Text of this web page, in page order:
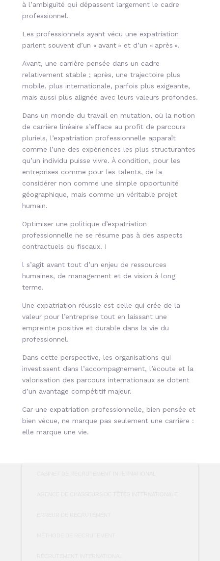
à l’ambiguïté qui dépassent largement le cadre
professionnel.
Les professionnels ayant vécu une expatriation
parlent souvent d’un « avant » et d’un « après ».
Avant, une carrière pensée dans un cadre
relativement stable ; après, une trajectoire plus
mobile, plus internationale, parfois plus exigeante,
mais aussi plus alignée avec leurs valeurs profondes.
Dans un monde du travail en mutation, où la notion
de carrière linéaire s’efface au profit de parcours
pluriels, l’expatriation professionnelle apparaît
comme l’une des expériences les plus structurantes
qu’un individu puisse vivre. À condition, pour les
entreprises comme pour les talents, de la
considérer non comme une simple opportunité
géographique, mais comme un véritable projet
humain.
Optimiser une politique d’expatriation
professionnelle ne se résume pas à des aspects
contractuels ou fiscaux. I
l s’agit avant tout d’un enjeu de ressources
humaines, de management et de vision à long
terme.
Une expatriation réussie est celle qui crée de la
valeur pour l’entreprise tout en laissant une
empreinte positive et durable dans la vie du
professionnel.
Dans cette perspective, les organisations qui
investissent dans l’accompagnement, l’écoute et la
valorisation des parcours internationaux se dotent
d’un avantage compétitif majeur.
Car une expatriation professionnelle, bien pensée et
bien vécue, ne marque pas seulement une carrière :
elle marque une vie.